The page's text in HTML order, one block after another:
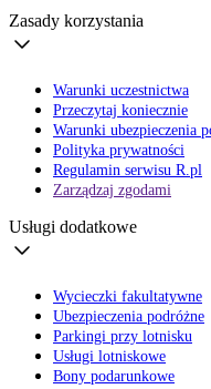
Zasady korzystania
Warunki uczestnictwa
Przeczytaj koniecznie
Warunki ubezpieczenia
Polityka prywatności
Regulamin serwisu R.pl
Zarządzaj zgodami
Usługi dodatkowe
Wycieczki fakultatywne
Ubezpieczenia podróżne
Parkingi przy lotnisku
Usługi lotniskowe
Bony podarunkowe